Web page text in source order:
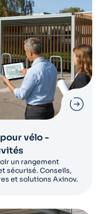
vélo -
un rangement
sécurisé. Conseils,
et solutions Axinov.